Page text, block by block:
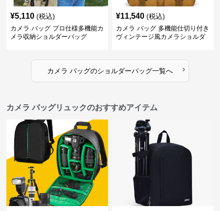
¥5,110 (税込)
カメラ バッグ プロ仕様多機能カ
メラ収納ショルダーバッグ
¥11,540 (税込)
カメラ バッグ 多機能仕切り付き
ヴィンテージ風カメラショルダ
カメラ バッグのショルダーバッグ一覧へ ›
カメラ バッグリュックのおすすめアイテム